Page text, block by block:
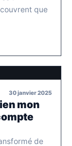
que
30 janvier 2025
mon
de